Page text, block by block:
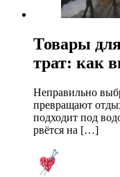
Товары
трат: как
Неправильно
превращают
подходит под
рвётся на […]